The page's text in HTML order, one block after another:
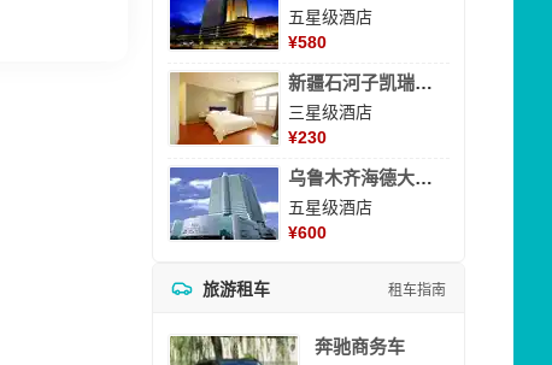
五星级酒店
¥580
新疆石河子凯瑞酒店
三星级酒店
¥230
乌鲁木齐海德大酒店
五星级酒店
¥600
旅游租车 租车指南
奔驰商务车